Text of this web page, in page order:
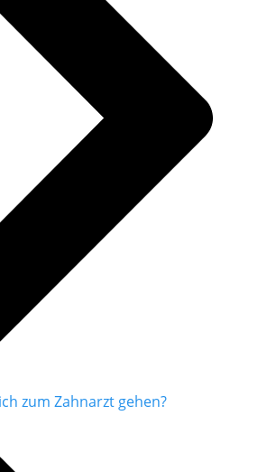
zum Zahnarzt gehen?